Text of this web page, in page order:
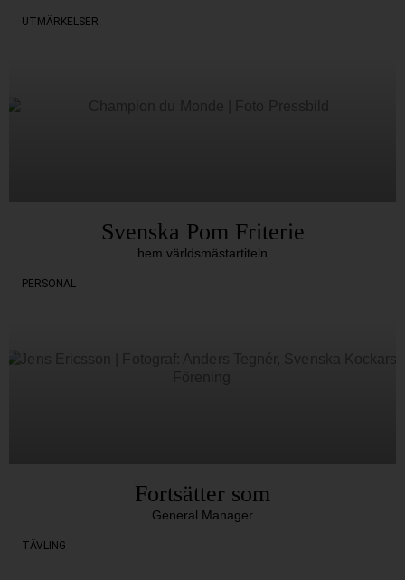
UTMÄRKELSER
Svenska Pom Friterie
hem världsmästartiteln
PERSONAL
Fortsätter som
General Manager
TÄVLING